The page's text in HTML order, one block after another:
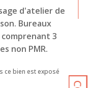
d'atelier de
Bureaux
comprenant 3
non PMR.
ce bien est exposé